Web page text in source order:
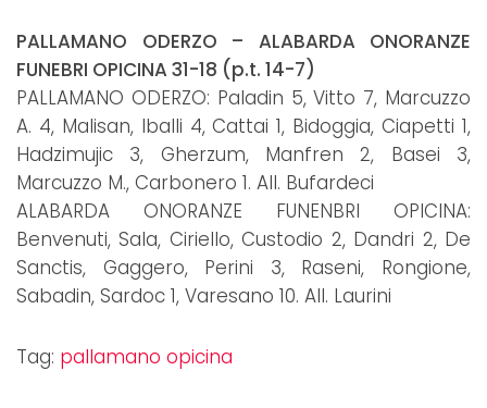
PALLAMANO ODERZO – ALABARDA ONORANZE
FUNEBRI OPICINA 31-18 (p.t. 14-7)
PALLAMANO ODERZO: Paladin 5, Vitto 7, Marcuzzo
A. 4, Malisan, Iballi 4, Cattai 1, Bidoggia, Ciapetti 1,
Hadzimujic 3, Gherzum, Manfren 2, Basei 3,
Marcuzzo M., Carbonero 1. All. Bufardeci
ALABARDA ONORANZE FUNENBRI OPICINA:
Benvenuti, Sala, Ciriello, Custodio 2, Dandri 2, De
Sanctis, Gaggero, Perini 3, Raseni, Rongione,
Sabadin, Sardoc 1, Varesano 10. All. Laurini
Tag: pallamano opicina